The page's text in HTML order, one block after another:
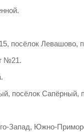
посёлок Левашово,
№21.
посёлок Сапёрный,
Запад, Южно-